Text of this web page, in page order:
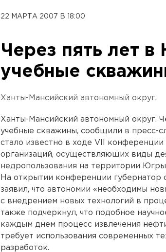
22 МАРТА 2007 В 18:00
Через пять лет в
учебные
Ханты-Мансийский автономный округ.
Ханты-Мансийский автономный округ.
учебные скважины, сообщили в пресс-
стало известно в ходе VII
организаций, осуществляющих виды
недропользования на территории
На открытии конференции губернатор
заявил, что автономии «необходимы
с внедрением новых технологий в
также подчеркнул, что подобное
каждым днем процесс извлечения
требует использования современных
разработок.